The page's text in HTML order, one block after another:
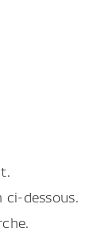
dessous.